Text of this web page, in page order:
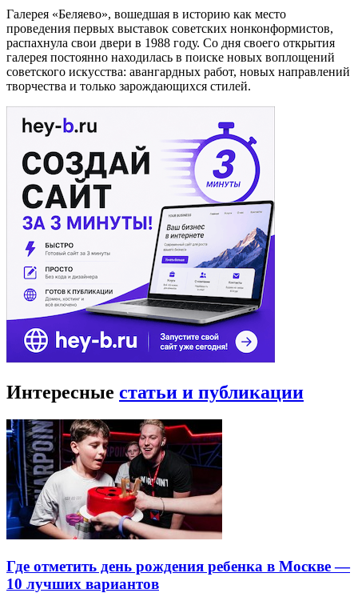
Галерея «Беляево», вошедшая в историю как место
проведения первых выставок советских нонконформистов,
распахнула свои двери в 1988 году. Со дня своего открытия
галерея постоянно находилась в поиске новых воплощений
советского искусства: авангардных работ, новых направлений
творчества и только зарождающихся стилей.
Интересные статьи и публикации
Где отметить день рождения ребенка в Москве —
10 лучших вариантов